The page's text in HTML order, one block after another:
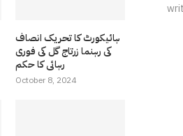
ہائیکورٹ کا تحریک انصاف
کی رہنما زرتاج گل کی فوری
رہائی کا حکم
October 8, 2024